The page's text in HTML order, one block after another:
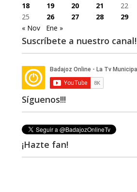
18
19 20 21 22
25
26 27 28 29
« Nov
Ene »
Suscríbete a nuestro canal!
Síguenos!!!
¡Hazte fan!